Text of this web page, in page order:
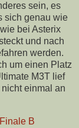
sein, es
sich genau wie
bei Asterix
und nach
werden.
um einen Platz
M3T lief
einmal an
B